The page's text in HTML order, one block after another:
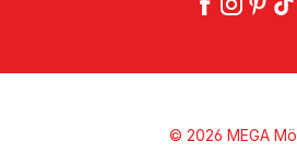
© 2026 MEGA